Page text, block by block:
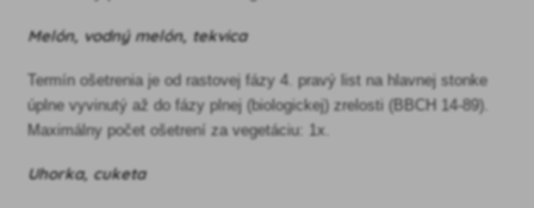
Melón, vodný melón, tekvica
Termín ošetrenia je od rastovej fázy 4. pravý list na hlavnej stonke
úplne vyvinutý až do fázy plnej (biologickej) zrelosti (BBCH 14-89).
Maximálny počet ošetrení za vegetáciu: 1x.
Uhorka, cuketa